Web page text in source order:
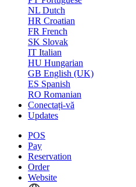
NL Dutch
HR Croatian
FR French
SK Slovak
IT Italian
HU Hungarian
GB English (UK)
ES Spanish
RO Romanian
Conectați-vă
Updates
POS
Pay
Reservation
Order
Website